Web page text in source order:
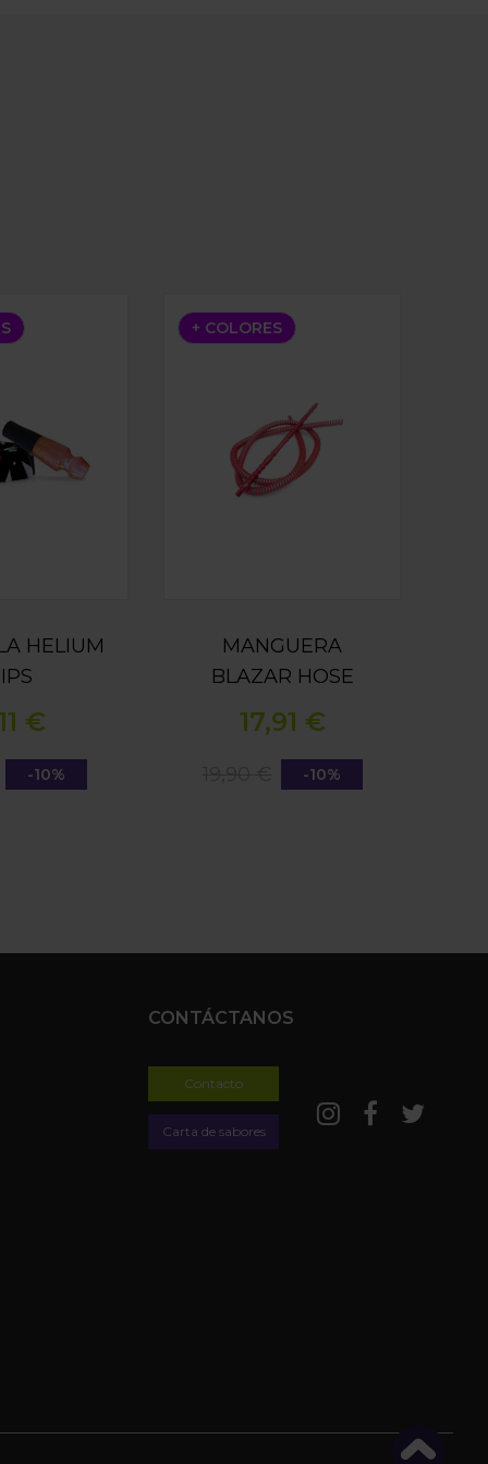
HELIUM
€
-10%
+ COLORES
MANGUERA
BLAZAR HOSE
17,91 €
-10%
CONTÁCTANOS
Contacto
Carta de sabores